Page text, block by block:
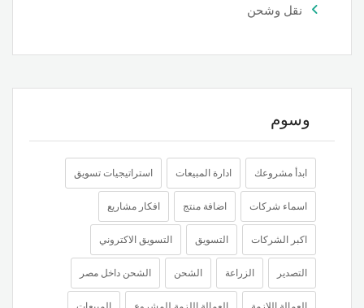
نقل وشحن
وسوم
ابدأ مشروعك ادارة المبيعات استراتيجيات تسويق
اسماء شركات اضافة منتج افكار مشاريع
اكبر الشركات التسويق التسويق الاكتروني
التصدير الزراعة الشحن الشحن داخل مصر